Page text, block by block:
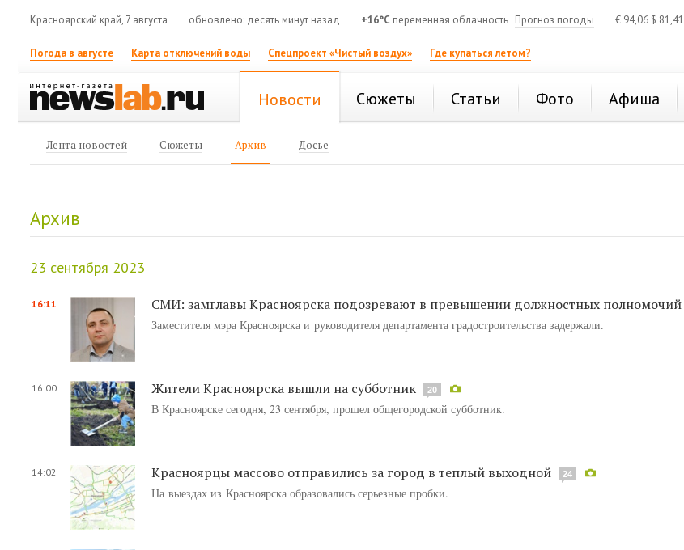
Красноярский край, 7 августа обновлено: десять минут назад +16°C переменная облачность Прогноз погоды € 94,06 $ 81,41
Погода в августе Карта отключений воды Спецпроект «Чистый воздух» Где купаться летом?
Новости Сюжеты Статьи Фото Афиша
Лента новостей Сюжеты Архив Досье
Архив
23 сентября 2023
16:11 СМИ: замглавы Красноярска подозревают в превышении должностных полномочий
Заместителя мэра Красноярска и руководителя департамента градостроительства задержали.
16:00 Жители Красноярска вышли на субботник 20
В Красноярске сегодня, 23 сентября, прошел общегородской субботник.
14:02 Красноярцы массово отправились за город в теплый выходной 24
На выездах из Красноярска образовались серьезные пробки.